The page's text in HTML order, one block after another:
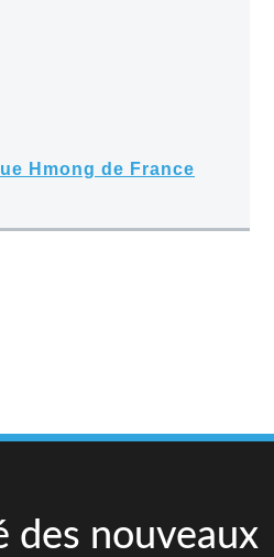
Hmong de France
des nouveaux